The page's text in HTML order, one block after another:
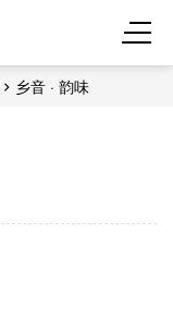
乡音 · 韵味